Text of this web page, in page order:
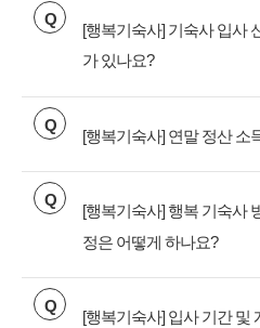
Q
[행복기숙사] 기숙사 입사
가 있나요?
Q
[행복기숙사] 연말 정산 소
Q
[행복기숙사] 행복 기숙사
정은 어떻게 하나요?
Q
[행복기숙사] 입사 기간 및